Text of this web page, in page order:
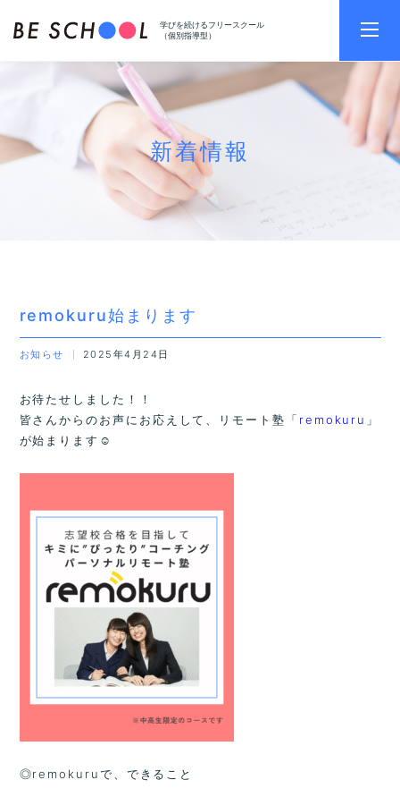
学びを続けるフリースクール
（個別指導型）
新着情報
remokuru始まります
お知らせ 2025年4月24日
お待たせしました！！
皆さんからのお声にお応えして、リモート塾「 remokuru 」
が始まります☺
◎remokuruで、できること